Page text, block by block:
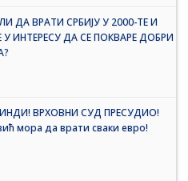
ДА ВРАТИ СРБИЈУ У 2000-ТЕ И
У ИНТЕРЕСУ ДА СЕ ПОКВАРЕ ДОБРИ
ВРХОВНИ СУД ПРЕСУДИО!
мора да врати сваки евро!